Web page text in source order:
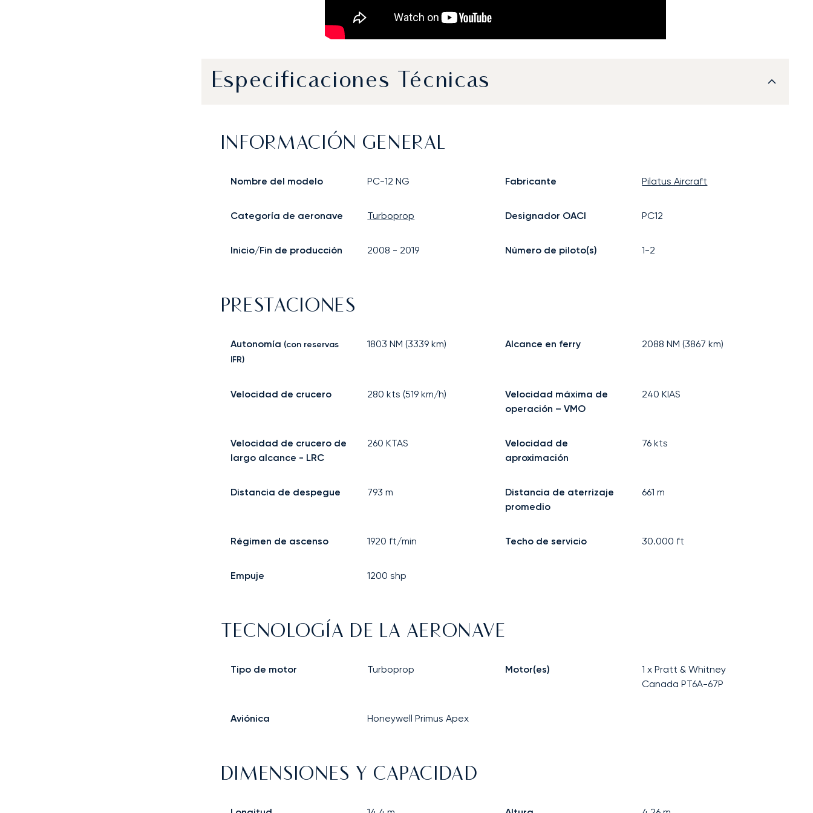
Especificaciones Técnicas
INFORMACIÓN GENERAL
Nombre del modelo PC-12 NG Fabricante Pilatus Aircraft
Categoría de aeronave Turboprop Designador OACI PC12
Inicio/Fin de producción 2008 - 2019 Número de piloto(s) 1-2
PRESTACIONES
Autonomía (con reservas
IFR)
1803 NM (3339 km) Alcance en ferry 2088 NM (3867 km)
Velocidad de crucero 280 kts (519 km/h)
Velocidad máxima de
operación – VMO
240 KIAS
Velocidad de crucero de
largo alcance - LRC
260 KTAS
Velocidad de
aproximación
76 kts
Distancia de despegue 793 m
Distancia de aterrizaje
promedio
661 m
Régimen de ascenso 1920 ft/min Techo de servicio 30.000 ft
Empuje 1200 shp
TECNOLOGÍA DE LA AERONAVE
Tipo de motor Turboprop Motor(es)
1 x Pratt & Whitney
Canada PT6A-67P
Aviónica Honeywell Primus Apex
DIMENSIONES Y CAPACIDAD